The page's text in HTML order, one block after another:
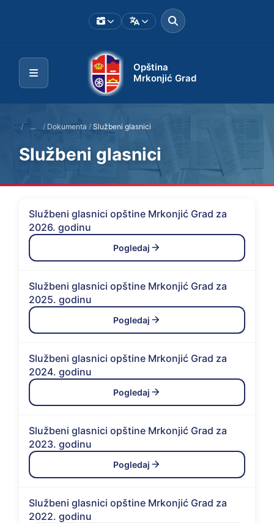
Opština
Mrkonjić Grad
/ ... / Dokumenta / Službeni glasnici
Službeni glasnici
Službeni glasnici opštine Mrkonjić Grad za
2026. godinu
Pogledaj
Službeni glasnici opštine Mrkonjić Grad za
2025. godinu
Pogledaj
Službeni glasnici opštine Mrkonjić Grad za
2024. godinu
Pogledaj
Službeni glasnici opštine Mrkonjić Grad za
2023. godinu
Pogledaj
Službeni glasnici opštine Mrkonjić Grad za
2022. godinu